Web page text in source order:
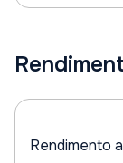
Rendimento